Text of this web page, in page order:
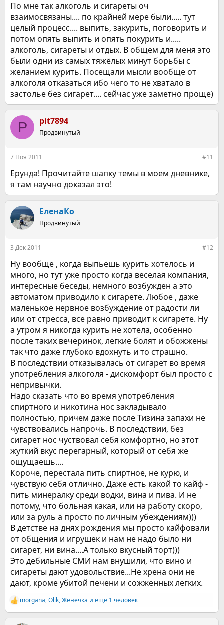
По мне так алкоголь и сигареты оч
взаимосвязаны.... по крайней мере были..... тут
целый процесс.... выпить, закурить, поговорить и
потом опять выпить и опять покурить и.....
алкоголь, сигареты и отдых. В общем для меня это
были одни из самых тяжёлых минут борьбы с
желанием курить. Посещали мысли вообще от
алкоголя отказаться ибо чего то не хватало в
застолье без сигарет.... сейчас уже заметно проще)
P pit7894
Продвинутый
7 Ноя 2011 #11
Ерунда! Прочитайте шапку темы в моем дневнике,
я там научно доказал это!
ЕленаКо
Продвинутый
3 Дек 2011 #12
Ну вообще , когда выпьешь курить хотелось и
много, но тут уже просто когда веселая компания,
интересные беседы, немного возбужден а это
автоматом приводило к сигарете. Любое , даже
маленькое нервное возбуждение от радости ли
или от стресса, все равно приводит к сигарете. Ну
а утром я никогда курить не хотела, особенно
после таких вечеринок, легкие болят и обожжены
так что даже глубоко вдохнуть и то страшно.
В последствии отказывалась от сигарет во время
употребления алкоголя - дискомфорт был просто с
непривычки.
Надо сказать что во время употребления
спиртного и никотина нос закладывало
полностью, причем даже после Тизина запахи не
чувствовались напрочь. В последствии, без
сигарет нос чуствовал себя комфортно, но этот
жуткий вкус перегарный, который от себя же
ощущаешь....
Короче, перестала пить спиртное, не курю, и
чувствую себя отлично. Даже есть какой то кайф -
пить минералку среди водки, вина и пива. И не
потому, что больная какая, или на работу скоро,
или за руль а просто по личным убеждениям)))
В детстве на днях рождения мы просто кайфовали
от общения и игрушек и нам не надо было ни
сигарет, ни вина....А только вкусный торт)))
Это дебильные СМИ нам внушили, что вино и
сигареты дают удовольствие...Не хрена они не
дают, кроме убитой печени и сожженных легких.
Р
е
morgana,Olik,Женечка и ещё 1 человек